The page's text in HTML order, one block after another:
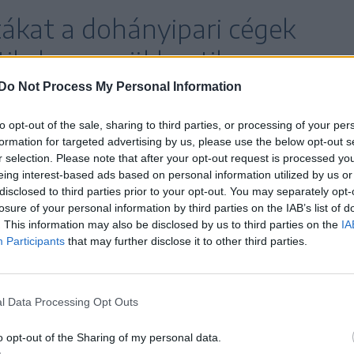
Do Not Process My Personal Information
opt-out of the sale, sharing to third parties, or processing of your
for targeted advertising by us, please use the below opt-out
selection. Please note that after your opt-out request is processed
interest-based ads based on personal information utilized by us
to third parties prior to your opt-out. You may separately
of your personal information by third parties on the IAB’s list of
This information may also be disclosed by us to third parties on the
Participants that may further disclose it to other third parties.
Data Processing Opt Outs
opt-out of the Sharing of my personal data.
a dohányipari cégek
hogy csökkentik a
ártalmakat, és segítenek a
a valóságban ezen
fiatalok jóval korábban
vetik vissza a dohányzás terén elért
is, a fiatalok átlagosan kilencszer nagyobb
mint a felnőttek, a jelenség egyébként a
elterjedtebb.